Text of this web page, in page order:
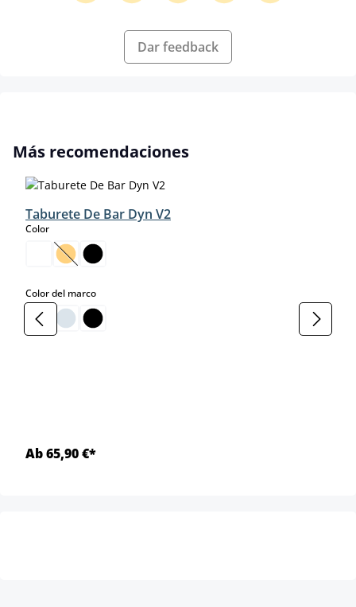
Dar feedback
Omitir la galería de productos
Más recomendaciones
Taburete De Bar Dyn V2
Colorselect
(Esta opción no está disponible en este momento.)
Color del marcoselect
Ab 65,90 €*